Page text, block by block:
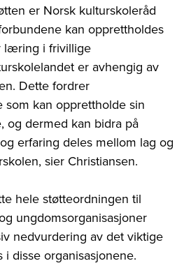
er Norsk kulturskoleråd
kan opprettholdes
læring i frivillige
er avhengig av
Dette fordrer
som kan opprettholde sin
og dermed kan bidra på
erfaring deles mellom lag og
sier Christiansen.
hele støtteordningen til
ungdomsorganisasjoner
nedvurdering av det viktige
disse organisasjonene.